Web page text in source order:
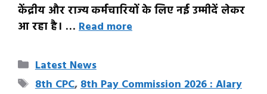
केंद्रीय और राज्य कर्मचारियों के लिए नई उम्मीदें लेकर
आ रहा है। … Read more
Categories
Latest News
Tags
8th CPC,8th Pay Commission 2026 : Alary